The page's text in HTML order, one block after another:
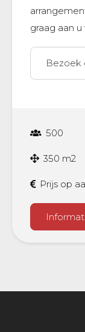
graag aan
Bezoek
500
350 m2
Prijs op